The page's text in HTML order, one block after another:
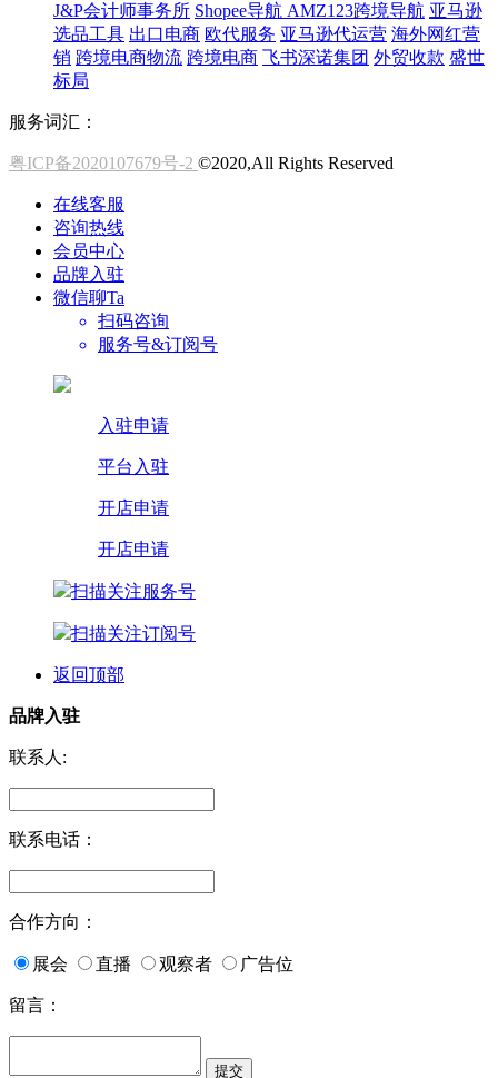
J&P会计师事务所 Shopee导航 AMZ123跨境导航 亚马逊
选品工具 出口电商 欧代服务 亚马逊代运营 海外网红营
销 跨境电商物流 跨境电商 飞书深诺集团 外贸收款 盛世
标局
服务词汇：
粤ICP备2020107679号-2 ©2020,All Rights Reserved
在线客服
咨询热线
会员中心
品牌入驻
微信聊Ta
扫码咨询
服务号&订阅号
入驻申请
平台入驻
开店申请
开店申请
扫描关注服务号
扫描关注订阅号
返回顶部
品牌入驻
联系人:
联系电话：
合作方向：
展会 直播 观察者 广告位
留言：